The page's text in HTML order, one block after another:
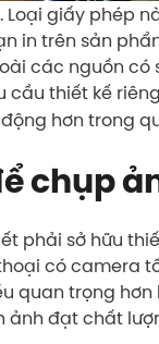
giấy phép
in trên sản
các nguồn có
cầu thiết kế
hơn trong
chụp
phải sở hữu
có camera
quan trọng
ảnh đạt chất